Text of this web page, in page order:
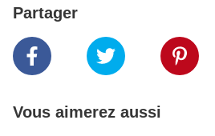
Partager
Vous aimerez aussi